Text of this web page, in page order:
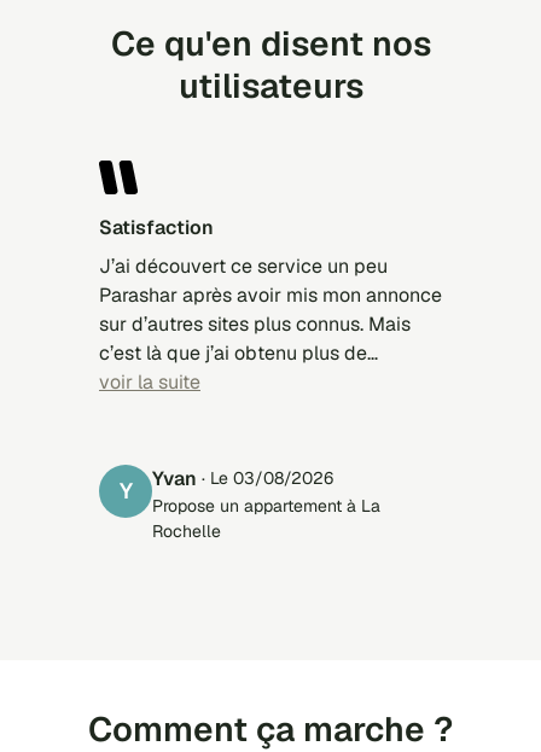
Ce qu'en disent nos
utilisateurs
Satisfaction
J’ai découvert ce service un peu
Parashar après avoir mis mon annonce
sur d’autres sites plus connus. Mais
c’est là que j’ai obtenu plus de
réponses, et finalement louer mon
satisfaisant.
voir la suite
Y Yvan · Le 03/08/2026
Propose un appartement à La
Rochelle
Comment ça marche ?